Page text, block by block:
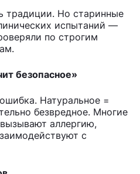
традиции. Но старинные
испытаний —
по строгим
безопасное»
Натуральное =
безвредное. Многие
аллергию,
с